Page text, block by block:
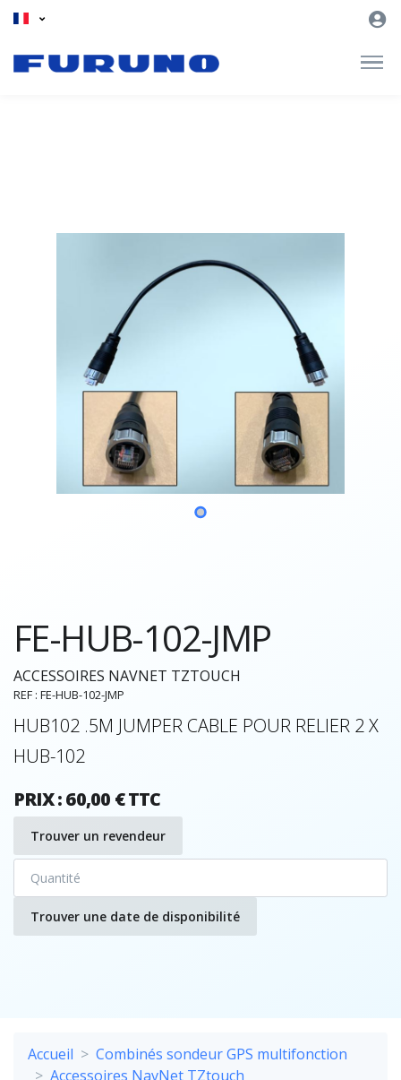
FE-HUB-102-JMP
ACCESSOIRES NAVNET TZTOUCH
REF : FE-HUB-102-JMP
HUB102 .5M JUMPER CABLE POUR RELIER 2 X
HUB-102
PRIX : 60,00 € TTC
Trouver un revendeur
Trouver une date de disponibilité
Accueil
Combinés sondeur GPS multifonction
Accessoires NavNet TZtouch